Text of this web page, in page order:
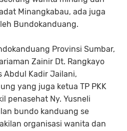
Minangkabau, ada juga
Bundokanduang.
Provinsi Sumbar,
Zainir Dt. Rangkayo
Abdul Kadir Jailani,
yang juga ketua TP PKK
penasehat Ny. Yusneli
bundo kanduang se
organisasi wanita dan